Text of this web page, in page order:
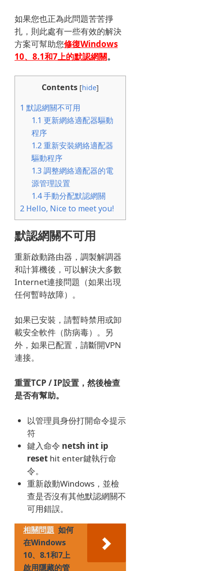
如果您也正為此問題苦苦掙
扎，則此處有一些有效的解決
方案可幫助您修復Windows
10、8.1和7上的默認網關。
Contents [hide]
1 默認網關不可用
1.1 更新網絡適配器驅動
程序
1.2重新安裝網絡適配器
驅動程序
1.3 調整網絡適配器的電
源管理設置
1.4手動分配默認網關
2 Hello, Nice to meet you!
默認網關不可用
重新啟動路由器，調製解調器
和計算機後，可以解決大多數
Internet連接問題（如果出現
任何暫時故障）。
如果已安裝，請暫時禁用或卸
載安全軟件（防病毒）。 另
外，如果已配置，請斷開VPN
連接。
重置TCP / IP設置，然後檢查
是否有幫助。
以管理員身份打開命令提示
符
鍵入命令 netsh int ip
reset hit enter鍵執行命
令。
重新啟動Windows，並檢
查是否沒有其他默認網關不
可用錯誤。
相關問題 如何
在Windows
10、8.1和7上
啟用隱藏的管